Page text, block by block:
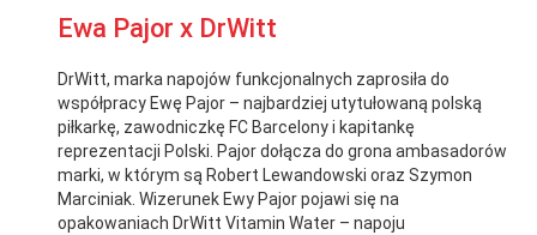
Ewa Pajor x DrWitt
DrWitt, marka napojów funkcjonalnych zaprosiła do
współpracy Ewę Pajor – najbardziej utytułowaną polską
piłkarkę, zawodniczkę FC Barcelony i kapitankę
reprezentacji Polski. Pajor dołącza do grona ambasadorów
marki, w którym są Robert Lewandowski oraz Szymon
Marciniak. Wizerunek Ewy Pajor pojawi się na
opakowaniach DrWitt Vitamin Water – napoju